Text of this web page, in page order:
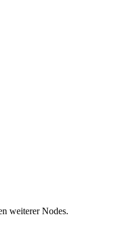
weiterer Nodes.